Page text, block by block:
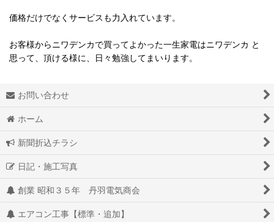
価格だけでなくサービスも力入れています。
お客様からニワデンカで買ってよかった一生家電はニワデンカ と
思って、頂ける様に、日々勉強してまいります。
お問い合わせ
ホーム
新聞折込チラシ
日記・施工写真
創業 昭和３５年 丹羽電気商会
エアコン工事【標準・追加】